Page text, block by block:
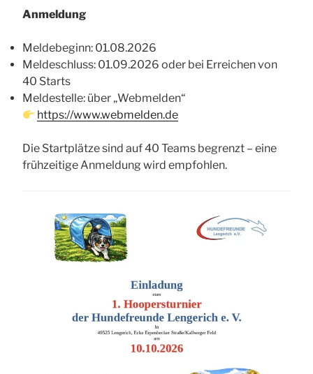
Anmeldung
Meldebeginn: 01.08.2026
Meldeschluss: 01.09.2026 oder bei Erreichen von
40 Starts
Meldestelle: über „Webmelden“
https://www.webmelden.de
Die Startplätze sind auf 40 Teams begrenzt – eine
frühzeitige Anmeldung wird empfohlen.